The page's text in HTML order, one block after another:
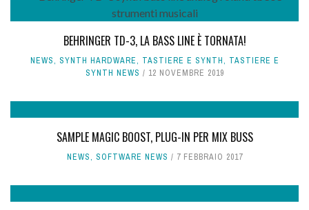
BEHRINGER TD-3, LA BASS LINE È TORNATA!
NEWS, SYNTH HARDWARE, TASTIERE E SYNTH, TASTIERE E
SYNTH NEWS
12 NOVEMBRE 2019
SAMPLE MAGIC BOOST, PLUG-IN PER MIX BUSS
NEWS, SOFTWARE NEWS 7 FEBBRAIO 2017